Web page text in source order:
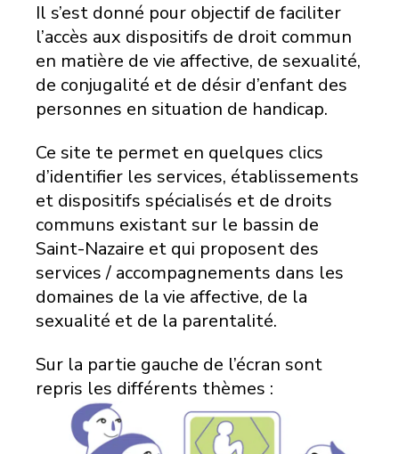
Il s’est donné pour objectif de faciliter
l’accès aux dispositifs de droit commun
en matière de vie affective, de sexualité,
de conjugalité et de désir d’enfant des
personnes en situation de handicap.
Ce site te permet en quelques clics
d’identifier les services, établissements
et dispositifs spécialisés et de droits
communs existant sur le bassin de
Saint-Nazaire et qui proposent des
services / accompagnements dans les
domaines de la vie affective, de la
sexualité et de la parentalité.
Sur la partie gauche de l’écran sont
repris les différents thèmes :